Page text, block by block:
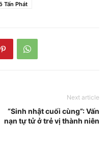
Tấn Phát
Next article
“Sinh nhật cuối cùng”: Vấn
nạn tự tử ở trẻ vị thành niên